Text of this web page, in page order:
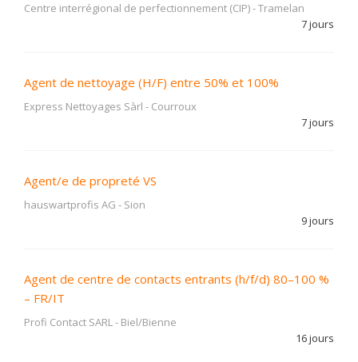
Centre interrégional de perfectionnement (CIP)-Tramelan
7 jours
Agent de nettoyage (H/F) entre 50% et 100%
Express Nettoyages Sàrl - Courroux
7 jours
Agent/e de propreté VS
hauswartprofis AG - Sion
9 jours
Agent de centre de contacts entrants (h/f/d) 80–100 %
– FR/IT
Profi Contact SARL- Biel/Bienne
16 jours